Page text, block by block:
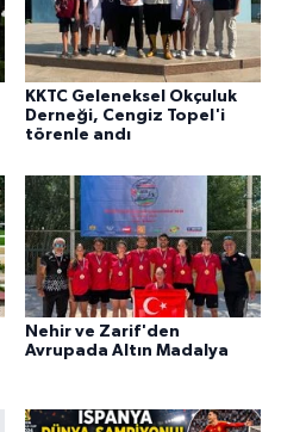
KKTC Geleneksel Okçuluk
Derneği, Cengiz Topel'i
törenle andı
Nehir ve Zarif'den
Avrupada Altın Madalya